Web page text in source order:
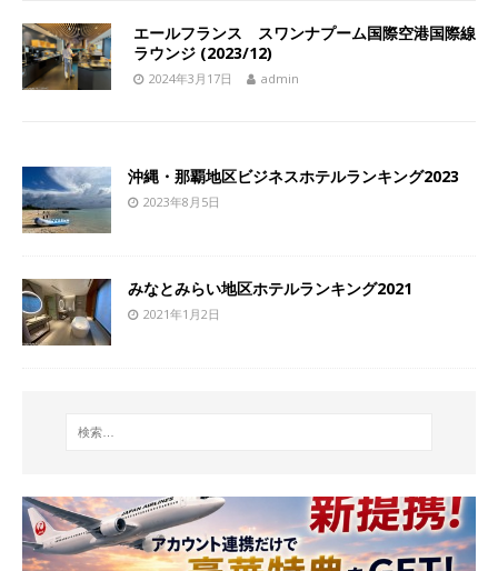
エールフランス スワンナプーム国際空港国際線
ラウンジ (2023/12)
2024年3月17日 admin
沖縄・那覇地区ビジネスホテルランキング2023
2023年8月5日
みなとみらい地区ホテルランキング2021
2021年1月2日